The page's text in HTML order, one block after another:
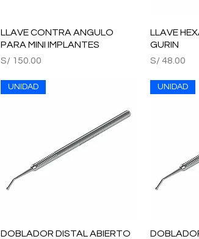
Vista rápida
LLAVE CONTRA ANGULO
PARA MINI IMPLANTES
Precio
S/ 150.00
LLAVE
GURIN
Precio
S/ 48.00
Vista rápida
UNIDAD
DOBLADOR DISTAL ABIERTO
UNIDAD